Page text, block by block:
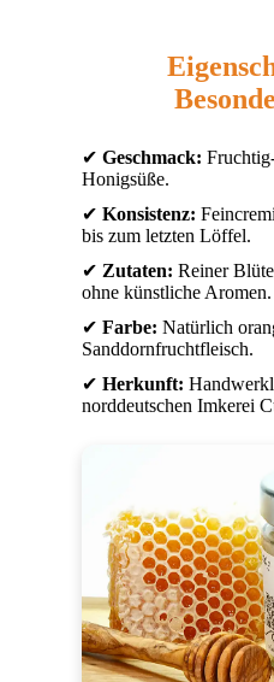
✔ Geschmack:
Honigsüße.
✔ Konsistenz:
bis zum letzten Löffel.
✔ Zutaten: Reiner
ohne künstliche Aromen.
✔ Farbe: Natürlich
Sanddornfruchtfleisch.
✔ Herkunft:
norddeutschen Imkerei